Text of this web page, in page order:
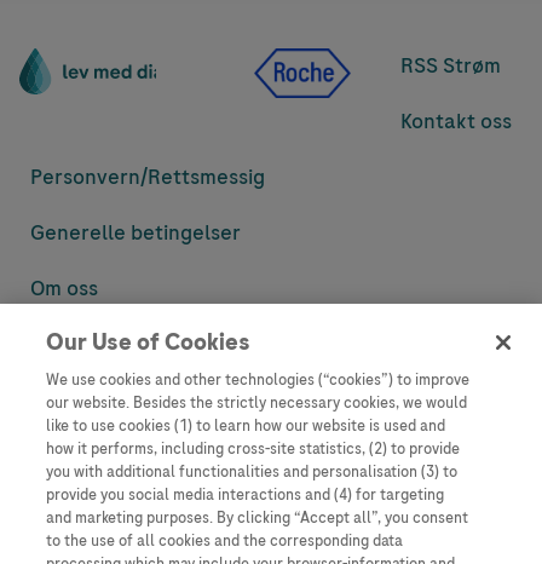
RSS Strøm
Kontakt oss
Personvern/Rettsmessig
Generelle betingelser
Om oss
Denne nettsiden inneholder informasjon som er målsatt til en stor
informasjon som ellers ikke er tilgjengelig eller gyldig i ditt land.
Vennligst vær oppmerksom på at vi ikke tar noe ansvar for tilgang til
informasjon som muligens ikke er i samsvar med noen gyldig juridisk
prosess, regulering, registrering eller bruk i bostedslandet ditt.
Roche har ikke alltid mulighet til å kvalitetssikre andres innlegg, men
vil fjerne villedende eller upassende innlegg så langt det lar seg gjøre.
Vi har ikke ansvar for innhold på eksterne nettsider som det lenkes til.
Our Use of Cookies
We use cookies and other technologies (“cookies”) to improve
our website. Besides the strictly necessary cookies, we would
like to use cookies (1) to learn how our website is used and
how it performs, including cross-site statistics, (2) to provide
you with additional functionalities and personalisation (3) to
provide you social media interactions and (4) for targeting
and marketing purposes. By clicking “Accept all”, you consent
to the use of all cookies and the corresponding data